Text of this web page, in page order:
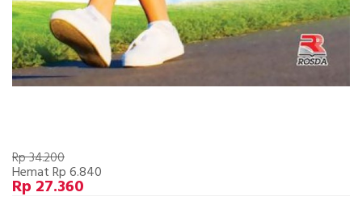
Rp 34.200
Hemat Rp 6.840
Rp 27.360